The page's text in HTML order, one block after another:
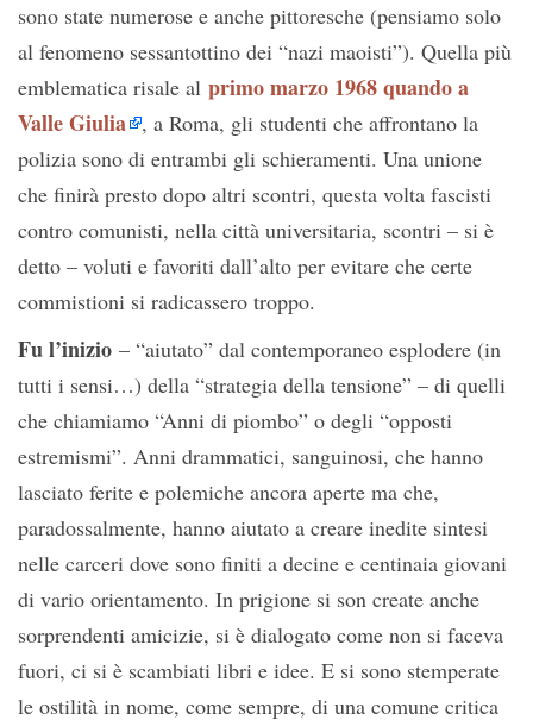
sono state numerose e anche pittoresche (pensiamo solo
al fenomeno sessantottino dei “nazi maoisti”). Quella più
emblematica risale al primo marzo 1968 quando a
Valle Giulia , a Roma, gli studenti che affrontano la
polizia sono di entrambi gli schieramenti. Una unione
che finirà presto dopo altri scontri, questa volta fascisti
contro comunisti, nella città universitaria, scontri – si è
detto – voluti e favoriti dall’alto per evitare che certe
commistioni si radicassero troppo.
Fu l’inizio – “aiutato” dal contemporaneo esplodere (in
tutti i sensi…) della “strategia della tensione” – di quelli
che chiamiamo “Anni di piombo” o degli “opposti
estremismi”. Anni drammatici, sanguinosi, che hanno
lasciato ferite e polemiche ancora aperte ma che,
paradossalmente, hanno aiutato a creare inedite sintesi
nelle carceri dove sono finiti a decine e centinaia giovani
di vario orientamento. In prigione si son create anche
sorprendenti amicizie, si è dialogato come non si faceva
fuori, ci si è scambiati libri e idee. E si sono stemperate
le ostilità in nome, come sempre, di una comune critica